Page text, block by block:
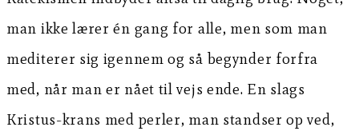
man ikke lærer én gang for alle, men som man
mediterer sig igennem og så begynder forfra
med, når man er nået til vejs ende. En slags
Kristus-krans med perler, man standser op ved,